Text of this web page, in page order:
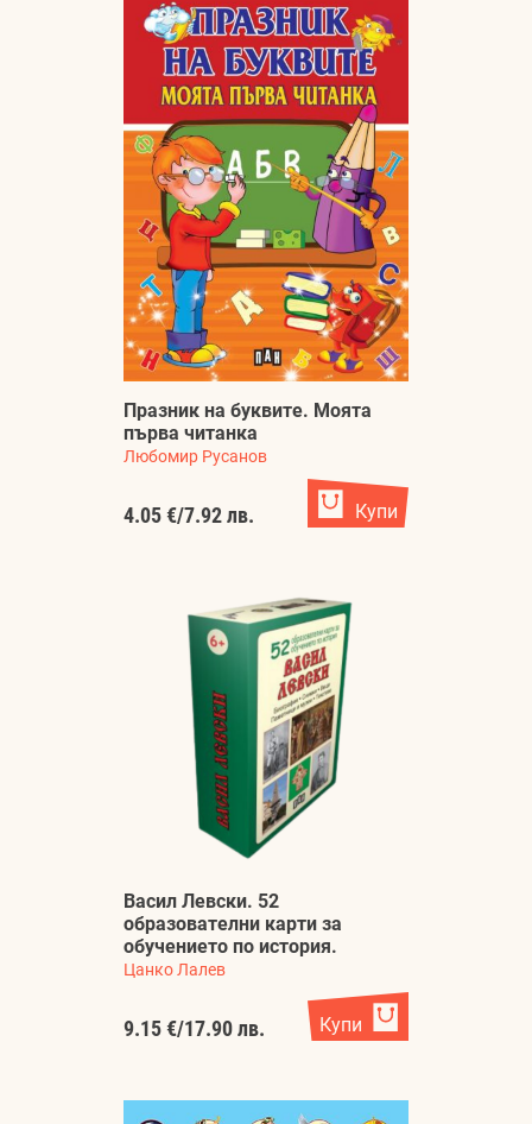
Празник на буквите. Моята
първа читанка
Любомир Русанов
4.05 €/7.92 лв. Купи
Васил Левски. 52
образователни карти за
обучението по история.
Цанко Лалев
9.15 €/17.90 лв. Купи